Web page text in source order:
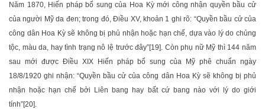
Năm 1870, Hiến pháp bổ sung của Hoa Kỳ mới công nhận quyền bầu cử
của người Mỹ da đen; trong đó, Điều XV, khoản 1 ghi rõ: “Quyền bầu cử của
công dân Hoa Kỳ sẽ không bị phủ nhận hoặc hạn chế, dựa vào lý do chủng
tộc, màu da, hay tình trạng nô lệ trước đây”[19]. Còn phụ nữ Mỹ thì 144 năm
sau mới được Điều XIX Hiến pháp bổ sung của Mỹ phê chuẩn ngày
18/8/1920 ghi nhận: “Quyền bầu cử của công dân Hoa Kỳ sẽ không bị phủ
nhận hoặc hạn chế bởi Liên bang hay bất cứ bang nào với lý do giới
tính”[20].